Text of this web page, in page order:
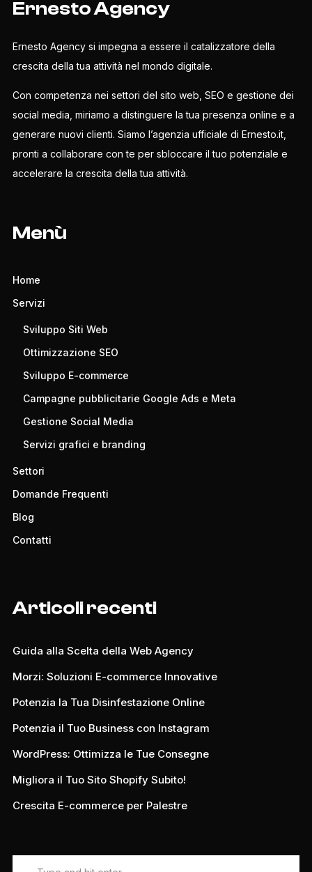
Ernesto Agency
Ernesto Agency si impegna a essere il catalizzatore della
crescita della tua attività nel mondo digitale.
Con competenza nei settori del sito web, SEO e gestione dei
social media, miriamo a distinguere la tua presenza online e a
generare nuovi clienti. Siamo l’agenzia ufficiale di Ernesto.it,
pronti a collaborare con te per sbloccare il tuo potenziale e
accelerare la crescita della tua attività.
Menù
Home
Servizi
Sviluppo Siti Web
Ottimizzazione SEO
Sviluppo E-commerce
Campagne pubblicitarie Google Ads e Meta
Gestione Social Media
Servizi grafici e branding
Settori
Domande Frequenti
Blog
Contatti
Articoli recenti
Guida alla Scelta della Web Agency
Morzi: Soluzioni E-commerce Innovative
Potenzia la Tua Disinfestazione Online
Potenzia il Tuo Business con Instagram
WordPress: Ottimizza le Tue Consegne
Migliora il Tuo Sito Shopify Subito!
Crescita E-commerce per Palestre